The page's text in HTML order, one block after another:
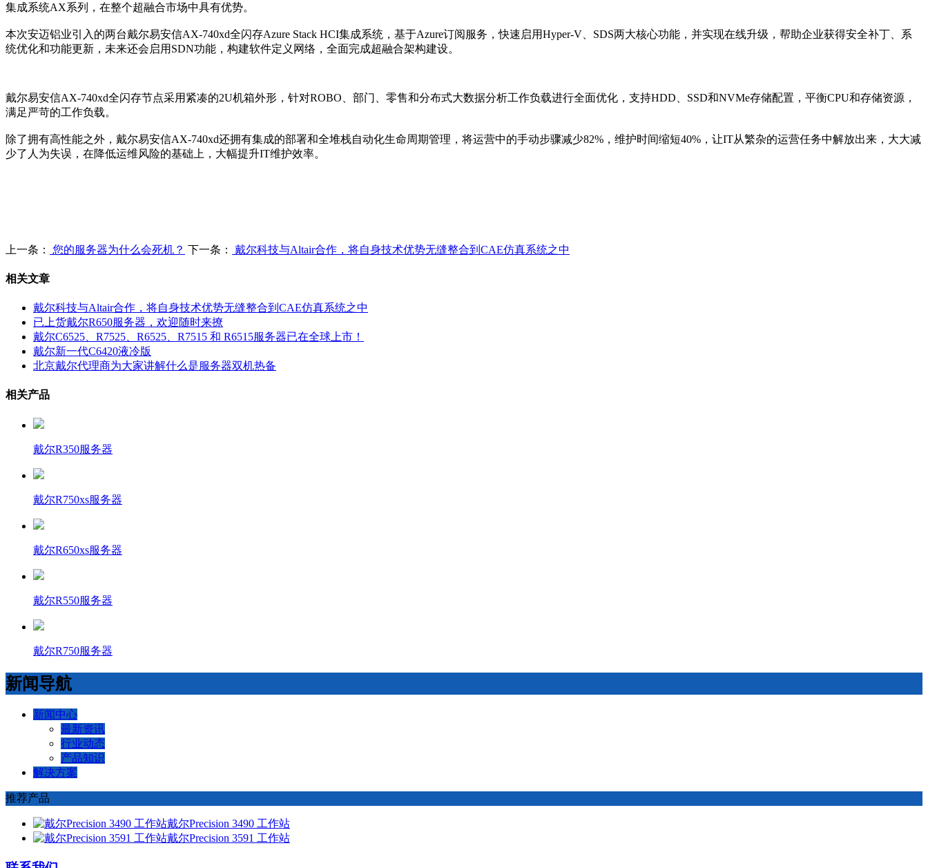
集成系统AX系列，在整个超融合市场中具有优势。
本次安迈铝业引入的两台戴尔易安信AX-740xd全闪存Azure Stack HCI集成系统，基于Azure订阅服务，快速启用Hyper-V、SDS两大核心功能，并实现在线升级，帮助企业获得安全补丁、系
统优化和功能更新，未来还会启用SDN功能，构建软件定义网络，全面完成超融合架构建设。
戴尔易安信AX-740xd全闪存节点采用紧凑的2U机箱外形，针对ROBO、部门、零售和分布式大数据分析工作负载进行全面优化，支持HDD、SSD和NVMe存储配置，平衡CPU和存储资源，
满足严苛的工作负载。
除了拥有高性能之外，戴尔易安信AX-740xd还拥有集成的部署和全堆栈自动化生命周期管理，将运营中的手动步骤减少82%，维护时间缩短40%，让IT从繁杂的运营任务中解放出来，大大减
少了人为失误，在降低运维风险的基础上，大幅提升IT维护效率。
上一条： 您的服务器为什么会死机？ 下一条： 戴尔科技与Altair合作，将自身技术优势无缝整合到CAE仿真系统之中
相关文章
戴尔科技与Altair合作，将自身技术优势无缝整合到CAE仿真系统之中
已上货戴尔R650服务器，欢迎随时来撩
戴尔C6525、R7525、R6525、R7515 和 R6515服务器已在全球上市！
戴尔新一代C6420液冷版
北京戴尔代理商为大家讲解什么是服务器双机热备
相关产品
戴尔R350服务器
戴尔R750xs服务器
戴尔R650xs服务器
戴尔R550服务器
戴尔R750服务器
新闻导航
新闻中心
最新资讯
行业动态
产品知识
解决方案
推荐产品
戴尔Precision 3490 工作站
戴尔Precision 3591 工作站